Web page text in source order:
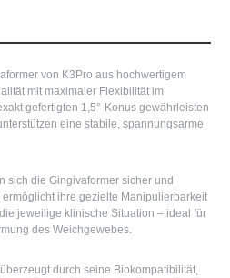
von K3Pro aus hochwertigem
mit maximaler Flexibilität im
gefertigten 1,5°-Konus gewährleisten
eine stabile, spannungsarme
sich die Gingivaformer sicher und
ihre gezielte Manipulierbarkeit
jeweilige klinische Situation – ideal für
des Weichgewebes.
durch seine Biokompatibilität,